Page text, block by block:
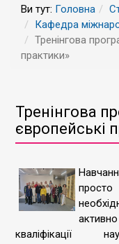
Ви тут: Головна
Кафедра
Тренінгова
практики»
Тренінгова
європейські
кваліфікації